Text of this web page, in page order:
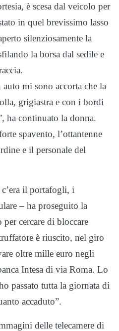
è scesa dal veicolo per
in quel brevissimo lasso
silenziosamente la
la borsa dal sedile e
mi sono accorta che la
grigiastra e con i bordi
ha continuato la donna.
spavento, l’ottantenne
e il personale del
il portafogli, i
– ha proseguito la
cercare di bloccare
è riuscito, nel giro
oltre mille euro negli
Intesa di via Roma. Lo
passato tutta la giornata di
accaduto”.
delle telecamere di